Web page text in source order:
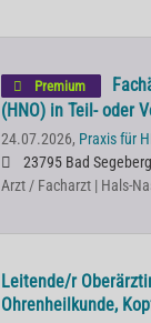
Premium
(HNO) in Teil- oder
24.07.2026, Praxis für
23795 Bad Segeberg
Arzt / Facharzt | Hals-
Leitende/r
Ohrenheilkunde,